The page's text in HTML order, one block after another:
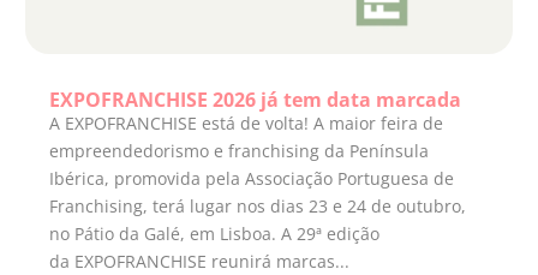
EXPOFRANCHISE 2026 já tem data marcada
A EXPOFRANCHISE está de volta! A maior feira de
empreendedorismo e franchising da Península
Ibérica, promovida pela Associação Portuguesa de
Franchising, terá lugar nos dias 23 e 24 de outubro,
no Pátio da Galé, em Lisboa. A 29ª edição
da EXPOFRANCHISE reunirá marcas...